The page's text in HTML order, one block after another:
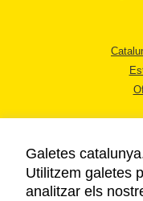
Galetes
Utilitzem galetes
analitzar els